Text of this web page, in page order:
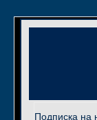
Подписка на